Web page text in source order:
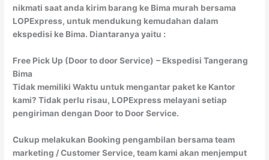
nikmati saat anda kirim barang ke Bima murah bersama
LOPExpress, untuk mendukung kemudahan dalam
ekspedisi ke Bima. Diantaranya yaitu :
Free Pick Up (Door to door Service) – Ekspedisi Tangerang
Bima
Tidak memiliki Waktu untuk mengantar paket ke Kantor
kami? Tidak perlu risau, LOPExpress melayani setiap
pengiriman dengan Door to Door Service.
Cukup melakukan Booking pengambilan bersama team
marketing / Customer Service, team kami akan menjemput